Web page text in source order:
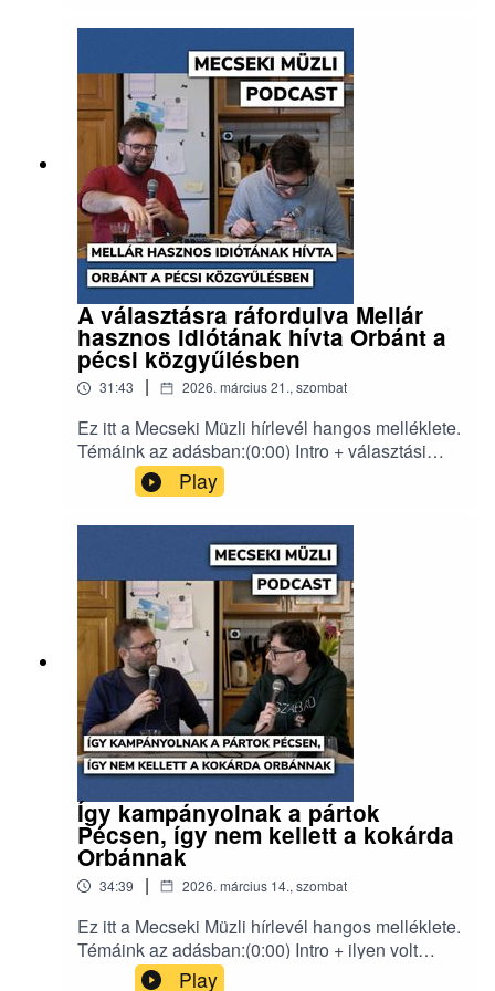
ellen(14:30) Díj a plakátjavítónak(21:40) A
Direkt36 pécsi szálaErről a hírlevélről
beszélgettünk:
https://www.mecsekimuzli.com/233/
A választásra ráfordulva Mellár
hasznos idiótának hívta Orbánt a
pécsi közgyűlésben
31:43 | 2026. március 21., szombat
Ez itt a Mecseki Müzli hírlevél hangos melléklete.
Témáink az adásban:(0:00) Intro + választási
béljóslás Pécsre(8:25) A Borsod–Baranya-
tengely (11:45) MKKP kampánybusz a
Széchenyi téren(18:40) Kiborulás a pécsi
közgyűlésben: Mellár beolvasott(25:43) Minden
voks számít, szavazzatok!Erről a hírlevélről
beszélgettünk:
https://www.mecsekimuzli.com/232/
Play
Így kampányolnak a pártok
Pécsen, így nem kellett a kokárda
Orbánnak
34:39 | 2026. március 14., szombat
Ez itt a Mecseki Müzli hírlevél hangos melléklete.
Témáink az adásban:(0:00) Intro + ilyen volt
Tisza választási gyűlése(5:29) A DK 80
Play